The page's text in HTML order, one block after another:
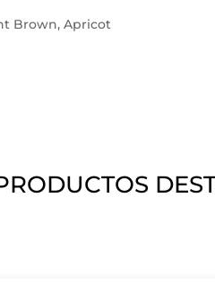
Brown, Apricot